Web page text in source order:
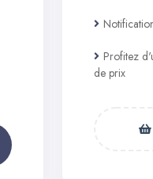
Profitez
de prix